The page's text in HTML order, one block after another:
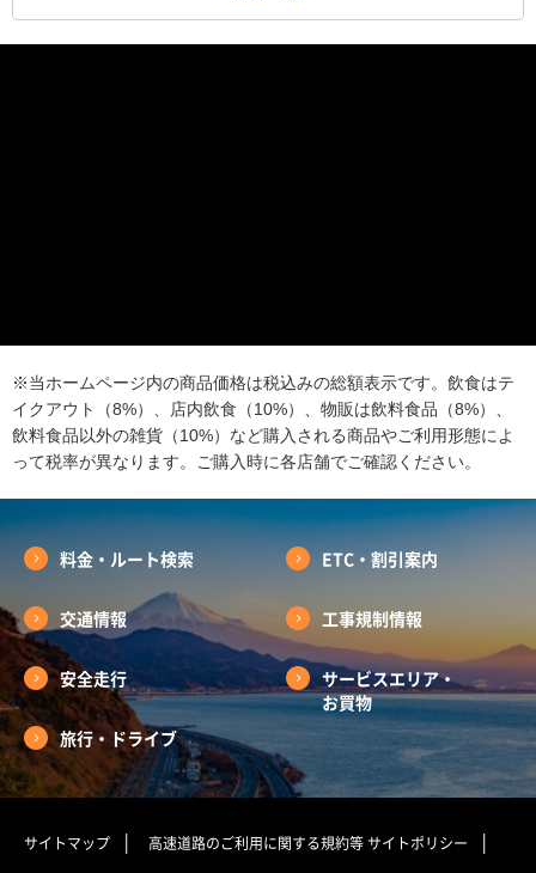
※当ホームページ内の商品価格は税込みの総額表示です。飲食はテ
イクアウト（8%）、店内飲食（10%）、物販は飲料食品（8%）、
飲料食品以外の雑貨（10%）など購入される商品やご利用形態によ
って税率が異なります。ご購入時に各店舗でご確認ください。
料金・ルート検索 ETC・割引案内
交通情報 工事規制情報
安全走行
サービスエリア・
お買物
旅行・ドライブ
サイトマップ 高速道路のご利用に関する規約等サイトポリシー